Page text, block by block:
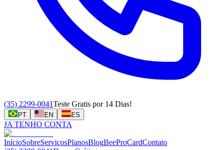
(35) 2299-0041Teste Gratis por 14 Dias!
PT EN ES
JA TENHO CONTA
InícioSobreServiçosPlanosBlogBeeProCardContato